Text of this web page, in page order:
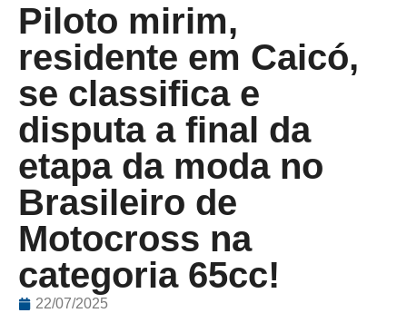
Piloto mirim,
residente em Caicó,
se classifica e
disputa a final da
etapa da moda no
Brasileiro de
Motocross na
categoria 65cc!
22/07/2025